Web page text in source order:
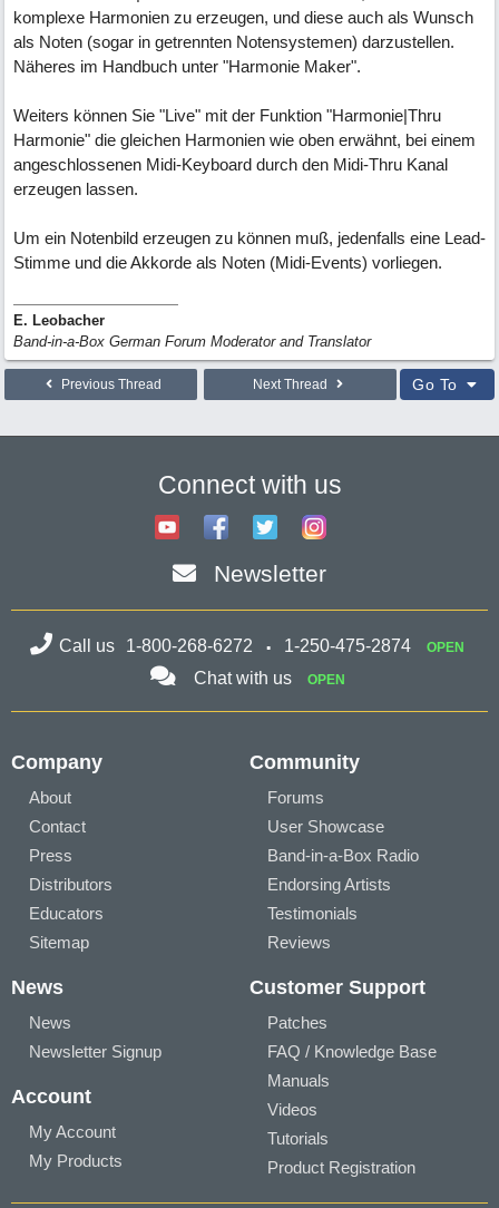
komplexe Harmonien zu erzeugen, und diese auch als Wunsch
als Noten (sogar in getrennten Notensystemen) darzustellen.
Näheres im Handbuch unter "Harmonie Maker".
Weiters können Sie "Live" mit der Funktion "Harmonie|Thru
Harmonie" die gleichen Harmonien wie oben erwähnt, bei einem
angeschlossenen Midi-Keyboard durch den Midi-Thru Kanal
erzeugen lassen.
Um ein Notenbild erzeugen zu können muß, jedenfalls eine Lead-
Stimme und die Akkorde als Noten (Midi-Events) vorliegen.
E. Leobacher
Band-in-a-Box German Forum Moderator and Translator
Previous Thread Next Thread Go To
Connect with us
Newsletter
Call us 1-800-268-6272 1-250-475-2874 OPEN
Chat with us OPEN
Company
About
Contact
Press
Distributors
Educators
Sitemap
Community
Forums
User Showcase
Band-in-a-Box Radio
Endorsing Artists
Testimonials
Reviews
News
News
Newsletter Signup
Account
My Account
My Products
Customer Support
Patches
FAQ / Knowledge Base
Manuals
Videos
Tutorials
Product Registration